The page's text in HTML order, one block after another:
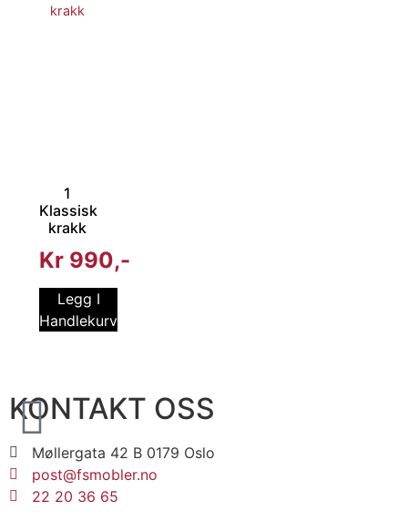
1
Klassisk
krakk
Kr 990
Legg I
Handlekurv
KONTAKT OSS
Møllergata 42 B 0179 Oslo
post@fsmobler.no
22 20 36 65